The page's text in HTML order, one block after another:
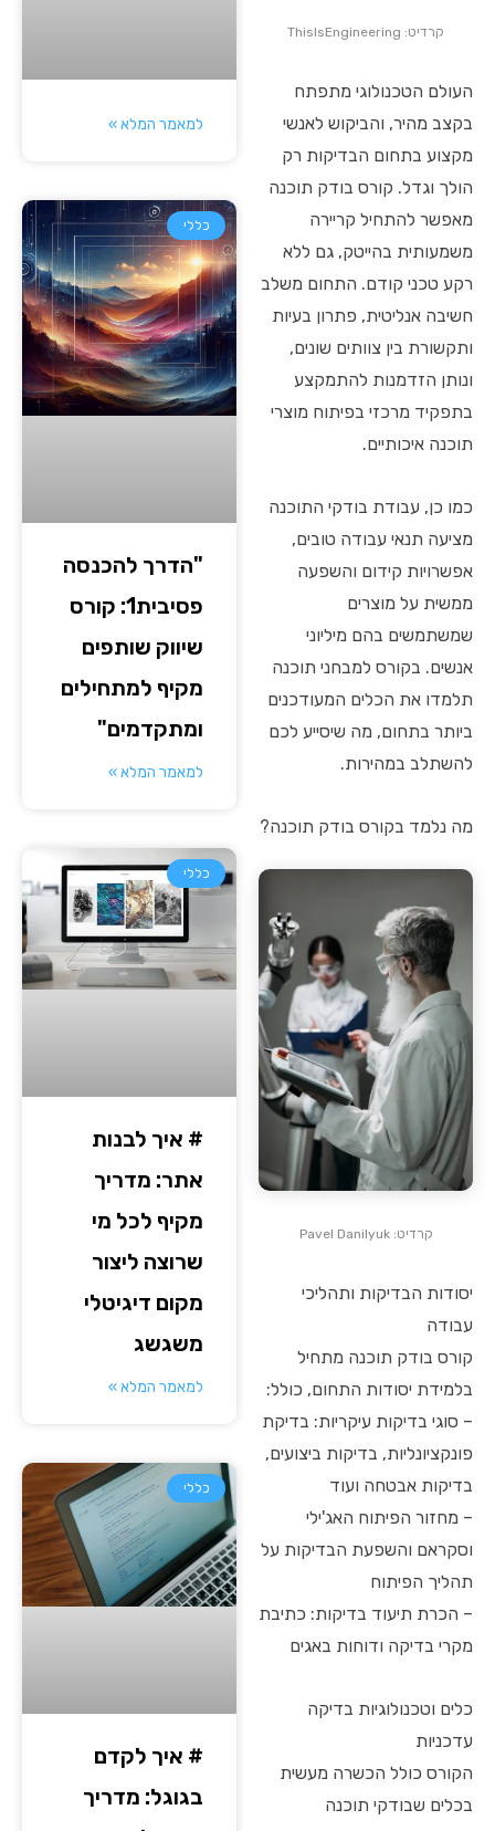
קרדיט: ThisIsEngineering
העולם הטכנולוגי מתפתח
בקצב מהיר, והביקוש לאנשי
מקצוע בתחום הבדיקות רק
הולך וגדל. קורס בודק תוכנה
מאפשר להתחיל קריירה
משמעותית בהייטק, גם ללא
רקע טכני קודם. התחום משלב
חשיבה אנליטית, פתרון בעיות
ותקשורת בין צוותים שונים,
ונותן הזדמנות להתמקצע
בתפקיד מרכזי בפיתוח מוצרי
תוכנה איכותיים.
כמו כן, עבודת בודקי התוכנה
מציעה תנאי עבודה טובים,
אפשרויות קידום והשפעה
ממשית על מוצרים
שמשתמשים בהם מיליוני
אנשים. בקורס למבחני תוכנה
תלמדו את הכלים המעודכנים
ביותר בתחום, מה שיסייע לכם
להשתלב במהירות.
מה נלמד בקורס בודק תוכנה?
קרדיט: Pavel Danilyuk
יסודות הבדיקות ותהליכי
עבודה
קורס בודק תוכנה מתחיל
בלמידת יסודות התחום, כולל:
– סוגי בדיקות עיקריות: בדיקת
פונקציונליות, בדיקות ביצועים,
בדיקות אבטחה ועוד
– מחזור הפיתוח האג'ילי
וסקראם והשפעת הבדיקות על
תהליך הפיתוח
– הכרת תיעוד בדיקות: כתיבת
מקרי בדיקה ודוחות באגים
כלים וטכנולוגיות בדיקה
עדכניות
הקורס כולל הכשרה מעשית
בכלים שבודקי תוכנה
למאמר המלא »
כללי
"הדרך להכנסה
פסיבית1: קורס
שיווק שותפים
מקיף למתחילים
ומתקדמים"
למאמר המלא »
כללי
# איך לבנות
אתר: מדריך
מקיף לכל מי
שרוצה ליצור
מקום דיגיטלי
משגשג
למאמר המלא »
כללי
# איך לקדם
בגוגל: מדריך